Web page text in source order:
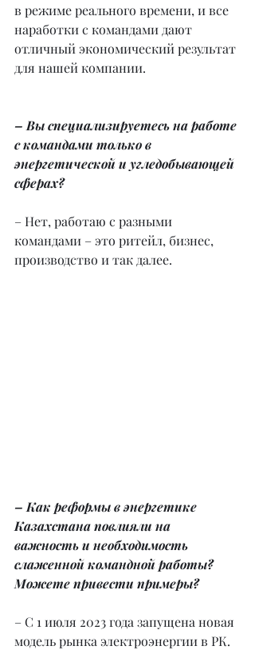
в режиме реального времени, и все
наработки с командами дают
отличный экономический результат
для нашей компании.
– Вы специализируетесь на работе
с командами только в
энергетической и угледобывающей
сферах?
– Нет, работаю с разными
командами – это ритейл, бизнес,
производство и так далее.
– Как реформы в энергетике
Казахстана повлияли на
важность и необходимость
слаженной командной работы?
Можете привести примеры?
– С 1 июля 2023 года запущена новая
модель рынка электроэнергии в РК.